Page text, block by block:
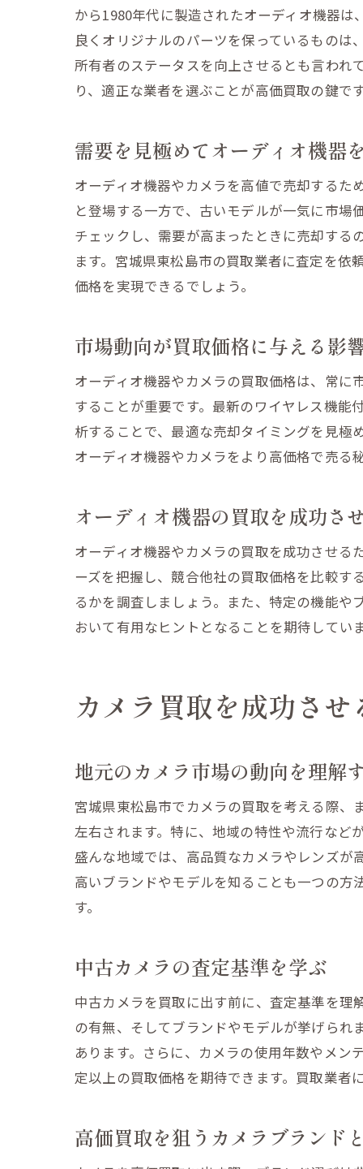
ヴ
高
から1980年代に製造されたオーディオ機器
良くオリジナルのパーツを保っているもの
所有者のステータスを向上させるとも言われ
り、適正な業者を選ぶことが高価買取の鍵で
需要を見極めてオーディオ機器
オーディオ機器やカメラを高値で売却する
と登場する一方で、古いモデルが一気に市
チェックし、需要が高まったときに売却する
ます。宮城県東松島市の買取業者に査定を
価格を実現できるでしょう。
市場動向が買取価格に与える影
オーディオ機器やカメラの買取価格は、常
することが重要です。最新のワイヤレス機能
析することで、最適な売却タイミングを見
オーディオ機器やカメラをより高価格で売る
オーディオ機器の買取を成功さ
オーディオ機器やカメラの買取を成功させ
ーズを把握し、競合他社の買取価格を比較
るかを調査しましょう。また、特定の機能
おいて有用なヒントとなることを期待して
カメラ買取を成功さ
地元のカメラ市場の動向を理解
宮城県東松島市でカメラの買取を考える際
左右されます。特に、地域の特性や流行など
盛んな地域では、高品質なカメラやレンズが
高いブランドやモデルを知ることも一つの
す。
中古カメラの査定基準を学ぶ
中古カメラを買取に出す前に、査定基準を
の有無、そしてブランドやモデルが挙げら
あります。さらに、カメラの使用年数やメ
定以上の買取価格を期待できます。買取業者
高価買取を狙うカメラブランド